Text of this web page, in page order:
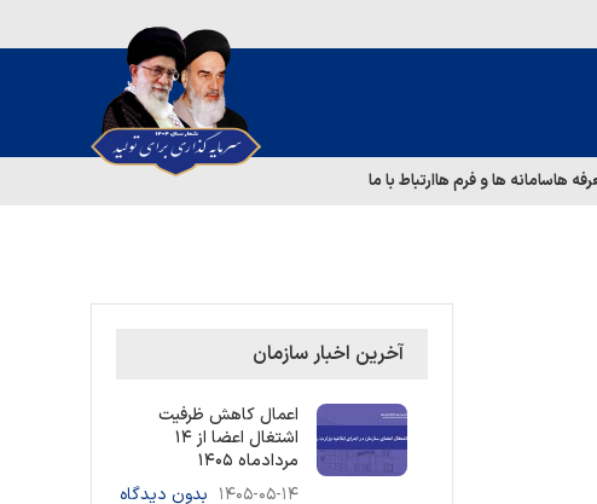
هاسامانه ها و فرم هاارتباط با ما
آخرین اخبار سازمان
اعمال کاهش ظرفیت
اشتغال اعضا از ۱۴
مردادماه ۱۴۰۵
۱۴۰۵-۰۵-۱۴ بدون دیدگاه